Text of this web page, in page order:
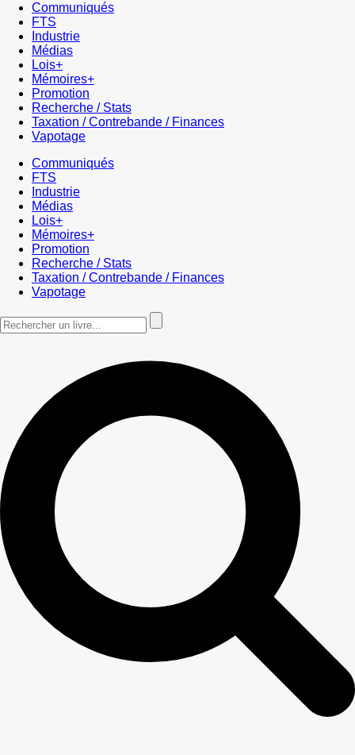
Communiqués
FTS
Industrie
Médias
Lois+
Mémoires+
Promotion
Recherche / Stats
Taxation / Contrebande / Finances
Vapotage
Communiqués
FTS
Industrie
Médias
Lois+
Mémoires+
Promotion
Recherche / Stats
Taxation / Contrebande / Finances
Vapotage